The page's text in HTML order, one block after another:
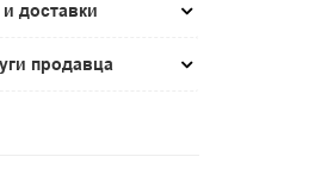
доставки
продавца